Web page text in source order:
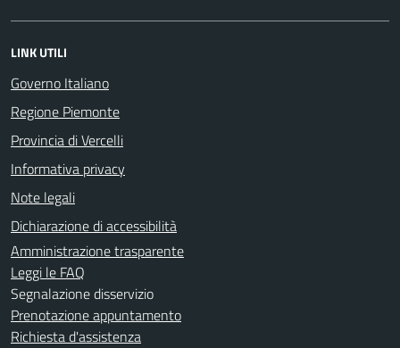
LINK UTILI
Governo Italiano
Regione Piemonte
Provincia di Vercelli
Informativa privacy
Note legali
Dichiarazione di accessibilità
Amministrazione trasparente
Leggi le FAQ
Segnalazione disservizio
Prenotazione appuntamento
Richiesta d'assistenza